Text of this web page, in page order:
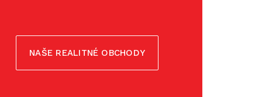
NAŠE REALITNÉ OBCHODY